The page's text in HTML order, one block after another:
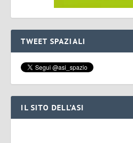
TWEET SPAZIALI
IL SITO DELL’ASI